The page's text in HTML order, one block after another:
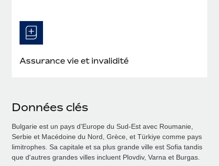
Assurance vie et invalidité
Données clés
Bulgarie est un pays d'Europe du Sud-Est avec Roumanie,
Serbie et Macédoine du Nord, Grèce, et Türkiye comme pays
limitrophes. Sa capitale et sa plus grande ville est Sofia tandis
que d'autres grandes villes incluent Plovdiv, Varna et Burgas.